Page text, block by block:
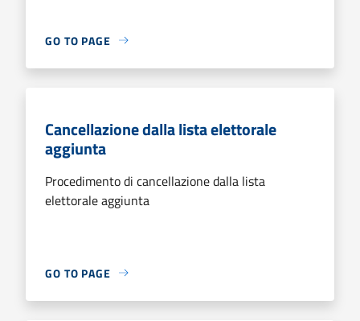
GO TO PAGE
Cancellazione dalla lista elettorale
aggiunta
Procedimento di cancellazione dalla lista
elettorale aggiunta
GO TO PAGE